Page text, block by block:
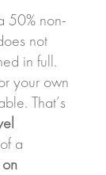
50% non-
not
in full.
your own
That’s
a